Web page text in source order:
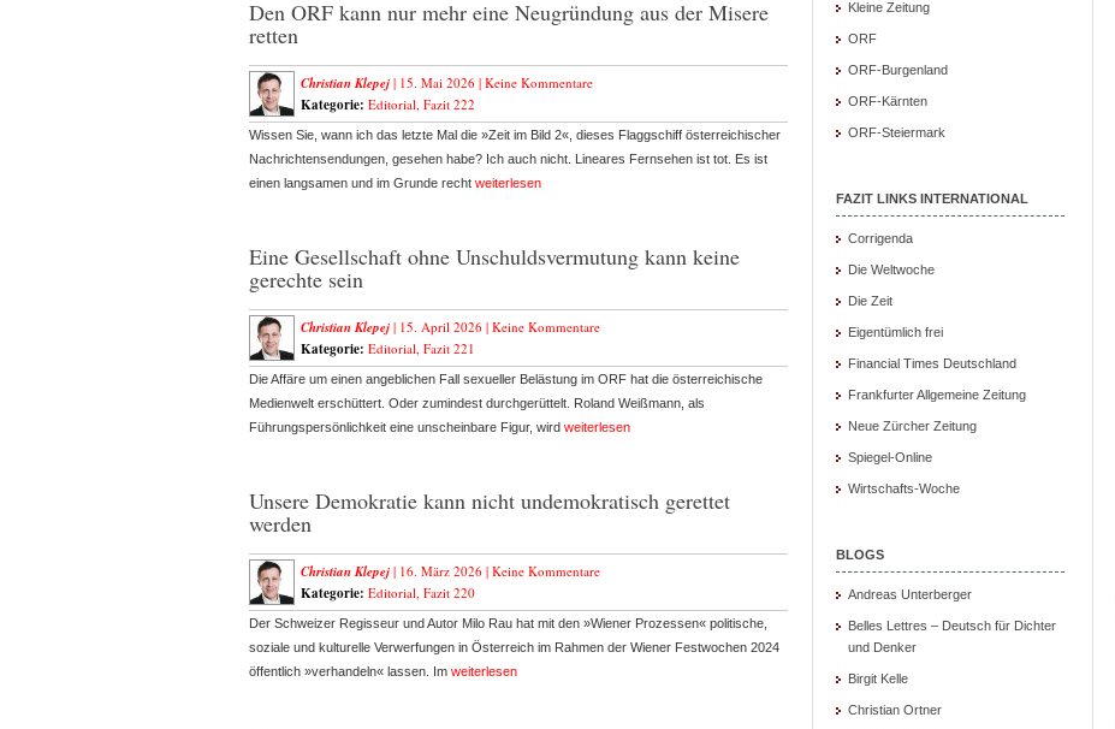
Den ORF kann nur mehr eine Neugründung aus der Misere
retten
Christian Klepej | 15. Mai 2026 | Keine Kommentare
Kategorie: Editorial, Fazit 222
Wissen Sie, wann ich das letzte Mal die »Zeit im Bild 2«, dieses Flaggschiff österreichischer
Nachrichtensendungen, gesehen habe? Ich auch nicht. Lineares Fernsehen ist tot. Es ist
einen langsamen und im Grunde recht weiterlesen
Eine Gesellschaft ohne Unschuldsvermutung kann keine
gerechte sein
Christian Klepej | 15. April 2026 | Keine Kommentare
Kategorie: Editorial, Fazit 221
Die Affäre um einen angeblichen Fall sexueller Belästung im ORF hat die österreichische
Medienwelt erschüttert. Oder zumindest durchgerüttelt. Roland Weißmann, als
Führungspersönlichkeit eine unscheinbare Figur, wird weiterlesen
Unsere Demokratie kann nicht undemokratisch gerettet
werden
Christian Klepej | 16. März 2026 | Keine Kommentare
Kategorie: Editorial, Fazit 220
Der Schweizer Regisseur und Autor Milo Rau hat mit den »Wiener Prozessen« politische,
soziale und kulturelle Verwerfungen in Österreich im Rahmen der Wiener Festwochen 2024
öffentlich »verhandeln« lassen. Im weiterlesen
Kleine Zeitung
ORF
ORF-Burgenland
ORF-Kärnten
ORF-Steiermark
FAZIT LINKS INTERNATIONAL
Corrigenda
Die Weltwoche
Die Zeit
Eigentümlich frei
Financial Times Deutschland
Frankfurter Allgemeine Zeitung
Neue Zürcher Zeitung
Spiegel-Online
Wirtschafts-Woche
BLOGS
Andreas Unterberger
Belles Lettres – Deutsch für Dichter
und Denker
Birgit Kelle
Christian Ortner